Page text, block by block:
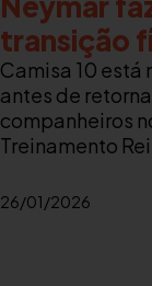
transição
Camisa 10 está
antes de
companheiros
Treinamento
26/01/2026